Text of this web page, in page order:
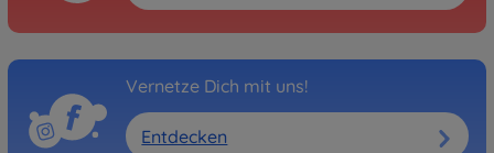
Vernetze Dich mit uns!
Entdecken